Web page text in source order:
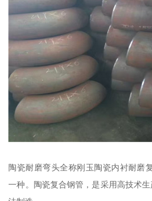
陶瓷耐磨弯头全称刚玉陶瓷内衬耐磨
一种。陶瓷复合钢管，是采用高技术